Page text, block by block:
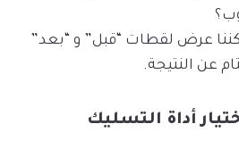
عرض لقطات “قبل” و “بعد”
عن النتيجة.
أداة التسليك